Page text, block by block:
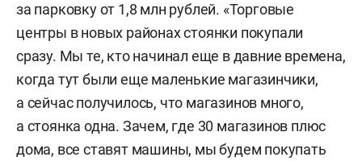
за парковку от 1,8 млн рублей. «Торговые
центры в новых районах стоянки покупали
сразу. Мы те, кто начинал еще в давние времена,
когда тут были еще маленькие магазинчики,
а сейчас получилось, что магазинов много,
а стоянка одна. Зачем, где 30 магазинов плюс
дома, все ставят машины, мы будем покупать